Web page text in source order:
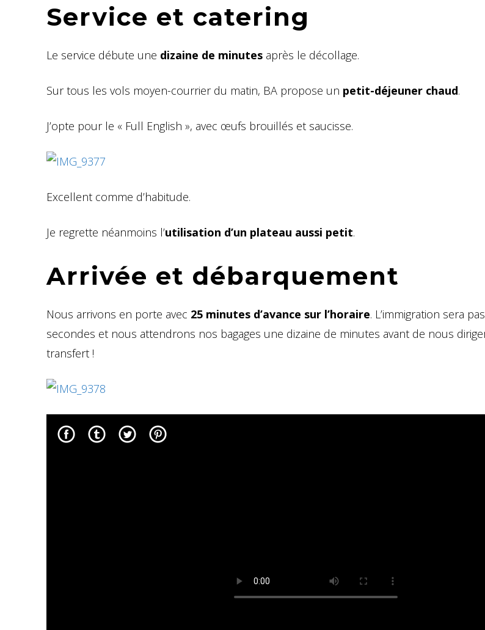
Service et catering
Le service débute une dizaine de minutes après le décollage.
Sur tous les vols moyen-courrier du matin, BA propose un petit-déjeuner chaud.
J’opte pour le « Full English », avec œufs brouillés et saucisse.
Excellent comme d’habitude.
Je regrette néanmoins l’utilisation d’un plateau aussi petit.
Arrivée et débarquement
Nous arrivons en porte avec 25 minutes d’avance sur l’horaire. L’immigration sera
secondes et nous attendrons nos bagages une dizaine de minutes avant de nous
transfert !